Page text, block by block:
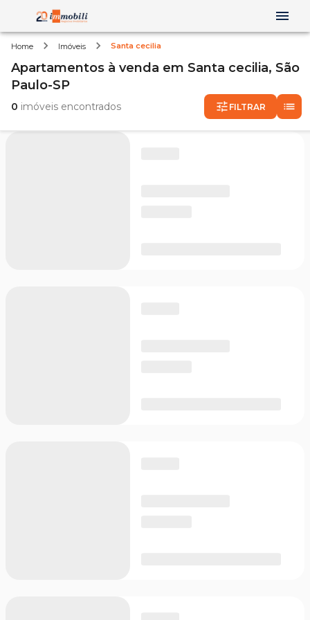
Home Imóveis Santa cecilia
Apartamentos à venda em Santa cecilia, São
Paulo-SP
0 imóveis encontrados FILTRAR